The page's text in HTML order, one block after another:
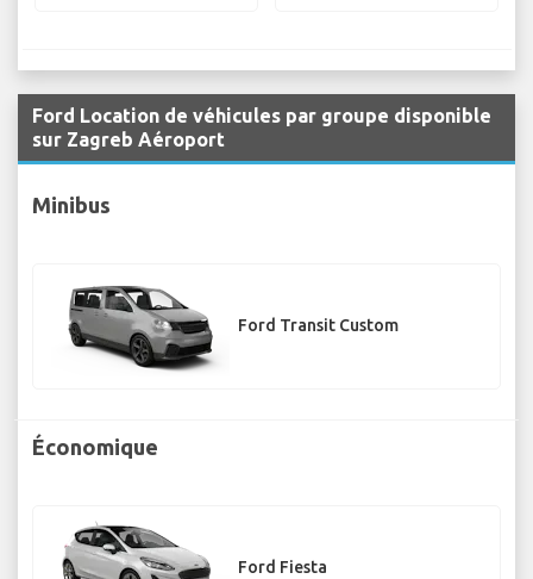
Ford Location de véhicules par groupe disponible
sur Zagreb Aéroport
Minibus
Ford Transit Custom
Économique
Ford Fiesta